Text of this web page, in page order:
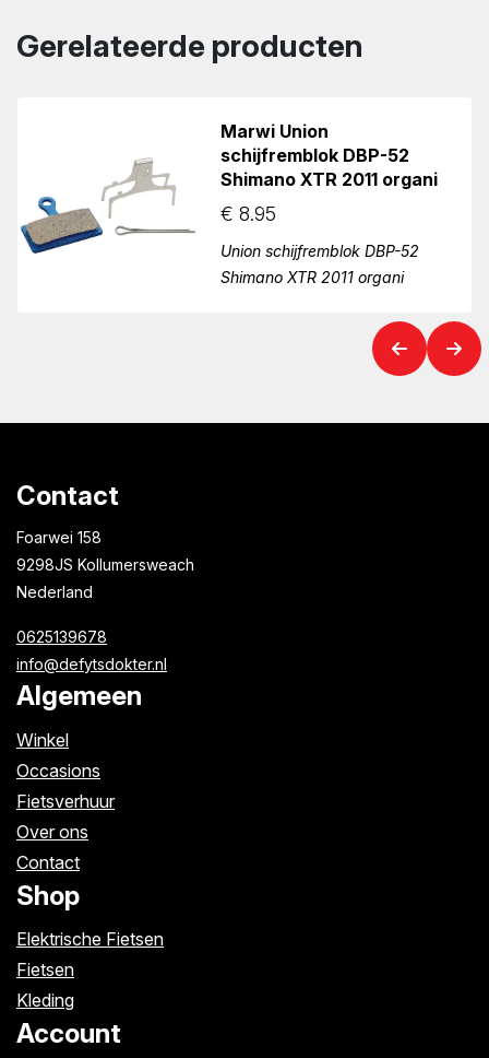
Gerelateerde producten
Marwi Union
schijfremblok DBP-52
Shimano XTR 2011 organi
€ 8.95
Union schijfremblok DBP-52
Shimano XTR 2011 organi
Contact
Foarwei 158
9298JS Kollumersweach
Nederland
0625139678
info@defytsdokter.nl
Algemeen
Winkel
Occasions
Fietsverhuur
Over ons
Contact
Shop
Elektrische Fietsen
Fietsen
Kleding
Account